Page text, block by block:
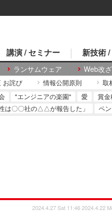
ランサムウェア Web改
講演 / セミナー 新技術
お詫び 情報公開原則 取
"エンジニアの楽園" 愛 賞
は〇〇社の△△が報告した」
ペ
2024.4.27 Sat 11:46 2024.4.22